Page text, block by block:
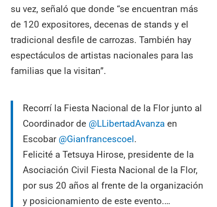
su vez, señaló que donde “se encuentran más
de 120 expositores, decenas de stands y el
tradicional desfile de carrozas. También hay
espectáculos de artistas nacionales para las
familias que la visitan”.
Recorrí la Fiesta Nacional de la Flor junto al
Coordinador de @LLibertadAvanza en
Escobar @Gianfrancescoel.
Felicité a Tetsuya Hirose, presidente de la
Asociación Civil Fiesta Nacional de la Flor,
por sus 20 años al frente de la organización
y posicionamiento de este evento.…